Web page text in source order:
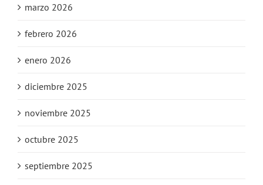
marzo 2026
febrero 2026
enero 2026
diciembre 2025
noviembre 2025
octubre 2025
septiembre 2025